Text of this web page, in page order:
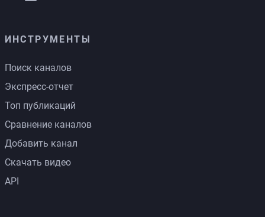
ИНСТРУМЕНТЫ
Поиск каналов
Экспресс-отчет
Топ публикаций
Сравнение каналов
Добавить канал
Скачать видео
API